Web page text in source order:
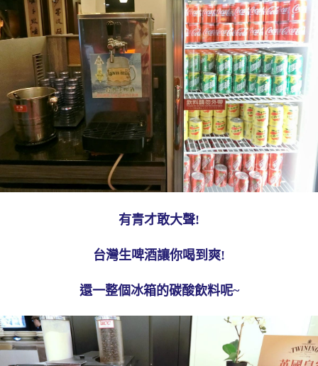
有青才敢大聲!
台灣生啤酒讓你喝到爽!
還一整個冰箱的碳酸飲料呢~